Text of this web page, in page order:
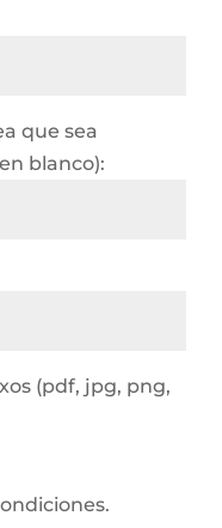
que sea
blanco):
(pdf, jpg, png,